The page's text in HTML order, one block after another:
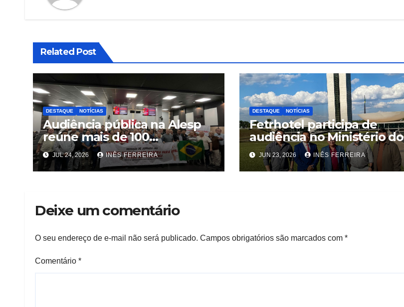
Related Post
DESTAQUE NOTÍCIAS
Audiência pública na Alesp
reúne mais de 100
trabalhadores e define pauta
unificada para a hotelaria e
gastronomia
JUL 24, 2026 INÊS FERREIRA
DESTAQUE NOTÍCIAS
Fetrhotel participa de
audiência no Ministério do
Trabalho e Emprego, em
Brasília
JUN 23, 2026 INÊS FERREIRA
Deixe um comentário
O seu endereço de e-mail não será publicado. Campos obrigatórios são marcados com *
Comentário *